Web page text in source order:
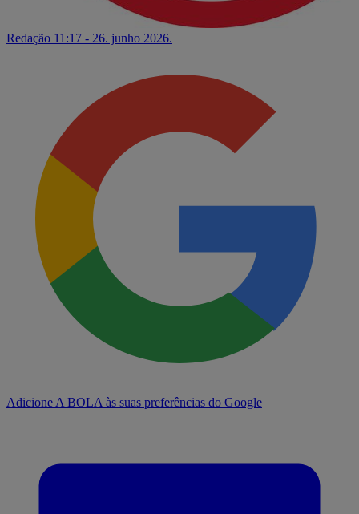
Redação 11:17 - 26. junho 2026.
Adicione A BOLA às suas preferências do Google